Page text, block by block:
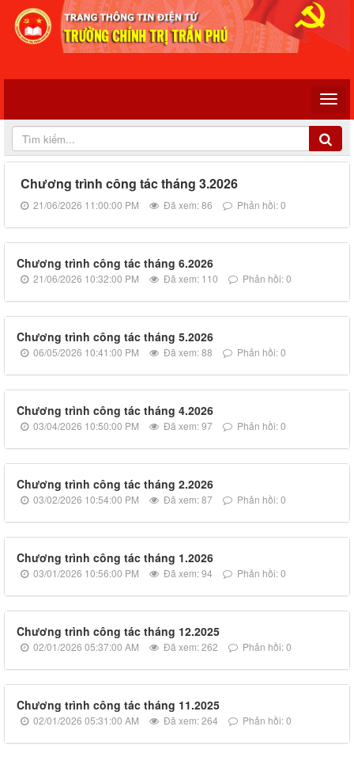
Chương trình công tác tháng 3.2026
21/06/2026 11:00:00 PM Đã xem: 86 Phản hồi: 0
Chương trình công tác tháng 6.2026
21/06/2026 10:32:00 PM Đã xem: 110 Phản hồi: 0
Chương trình công tác tháng 5.2026
06/05/2026 10:41:00 PM Đã xem: 88 Phản hồi: 0
Chương trình công tác tháng 4.2026
03/04/2026 10:50:00 PM Đã xem: 97 Phản hồi: 0
Chương trình công tác tháng 2.2026
03/02/2026 10:54:00 PM Đã xem: 87 Phản hồi: 0
Chương trình công tác tháng 1.2026
03/01/2026 10:56:00 PM Đã xem: 94 Phản hồi: 0
Chương trình công tác tháng 12.2025
02/01/2026 05:37:00 AM Đã xem: 262 Phản hồi: 0
Chương trình công tác tháng 11.2025
02/01/2026 05:31:00 AM Đã xem: 264 Phản hồi: 0